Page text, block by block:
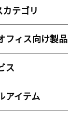
テゴリ
フィス向け製品
ス
アイテム